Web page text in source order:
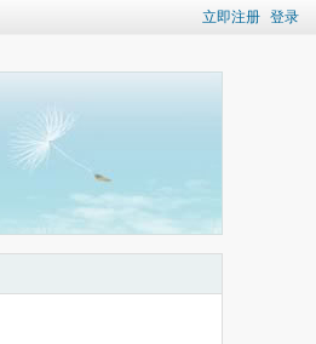
立即注册 登录